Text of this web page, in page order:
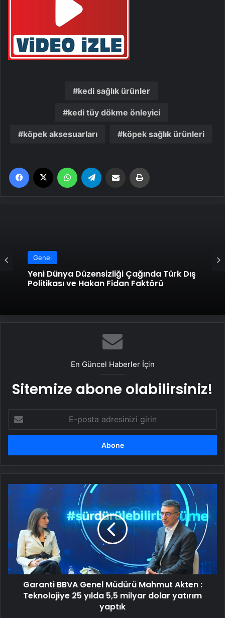
kedi sağlık ürünler
kedi tüy dökme önleyici
köpek aksesuarları köpek sağlık ürünleri
Facebook WhatsApp Email'den paylaş
Genel
Yeni Dünya Düzensizliği Çağında Türk Dış
Politikası ve Hakan Fidan Faktörü
En Güncel Haberler İçin
Sitemize abone olabilirsiniz!
posta
adresinizi
Müdürü
Mahmut
Akten
Teknolojiye
25
Garanti BBVA Genel Müdürü Mahmut Akten :
Teknolojiye 25 yılda 5,5 milyar dolar yatırım
yaptık